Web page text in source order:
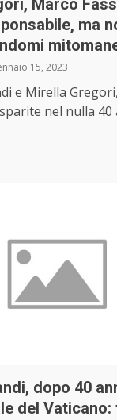
Marco
ma
15, 2023
e Mirella
nel nulla 40
dopo 40
del